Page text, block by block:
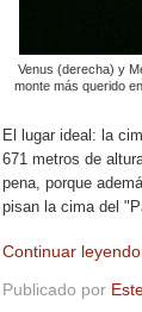
Venus (derecha) y
monte más querido
El lugar ideal: la
671 metros de
pena, porque
pisan la cima del
Continuar
Publicado por